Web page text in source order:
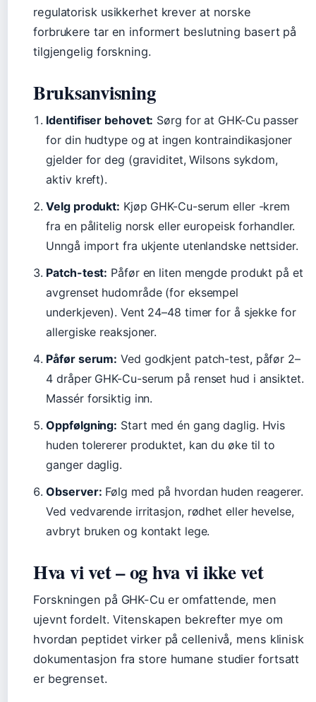
regulatorisk usikkerhet krever at norske
forbrukere tar en informert beslutning basert på
tilgjengelig forskning.
Bruksanvisning
Identifiser behovet: Sørg for at GHK-Cu passer
for din hudtype og at ingen kontraindikasjoner
gjelder for deg (graviditet, Wilsons sykdom,
aktiv kreft).
Velg produkt: Kjøp GHK-Cu-serum eller -krem
fra en pålitelig norsk eller europeisk forhandler.
Unngå import fra ukjente utenlandske nettsider.
Patch-test: Påfør en liten mengde produkt på et
avgrenset hudområde (for eksempel
underkjeven). Vent 24–48 timer for å sjekke for
allergiske reaksjoner.
Påfør serum: Ved godkjent patch-test, påfør 2–
4 dråper GHK-Cu-serum på renset hud i ansiktet.
Massér forsiktig inn.
Oppfølgning: Start med én gang daglig. Hvis
huden tolererer produktet, kan du øke til to
ganger daglig.
Observer: Følg med på hvordan huden reagerer.
Ved vedvarende irritasjon, rødhet eller hevelse,
avbryt bruken og kontakt lege.
Hva vi vet – og hva vi ikke vet
Forskningen på GHK-Cu er omfattende, men
ujevnt fordelt. Vitenskapen bekrefter mye om
hvordan peptidet virker på cellenivå, mens klinisk
dokumentasjon fra store humane studier fortsatt
er begrenset.